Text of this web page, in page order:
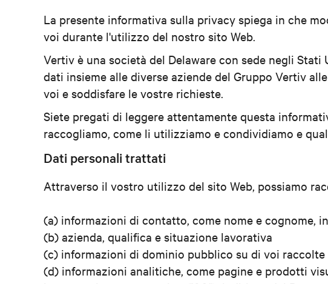
La presente informativa sulla privacy spiega in che
voi durante l'utilizzo del nostro sito Web.
Vertiv è una società del Delaware con sede negli
dati insieme alle diverse aziende del Gruppo Vertiv
voi e soddisfare le vostre richieste.
Siete pregati di leggere attentamente questa
raccogliamo, come li utilizziamo e condividiamo e
Dati personali trattati
Attraverso il vostro utilizzo del sito Web, possiamo
(a) informazioni di contatto, come nome e cognome,
(b) azienda, qualifica e situazione lavorativa
(c) informazioni di dominio pubblico su di voi
(d) informazioni analitiche, come pagine e prodotti